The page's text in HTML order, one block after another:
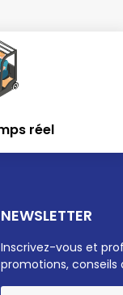
réel
NEWSLETTER
Inscrivez-vous et
promotions, conseils